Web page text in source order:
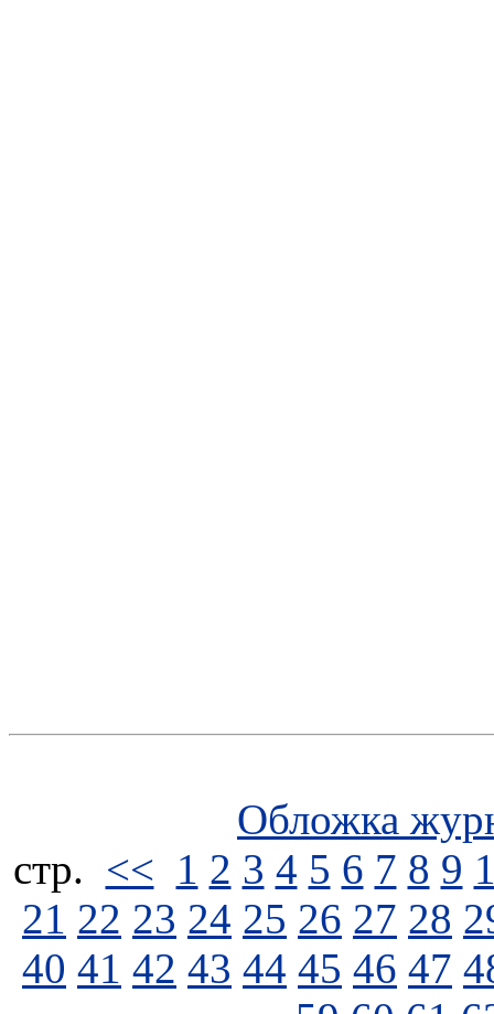
Обложка
стp. << 1 2 3 4 5 6 7 8 9
21 22 23 24 25 26 27 28
40 41 42 43 44 45 46 47